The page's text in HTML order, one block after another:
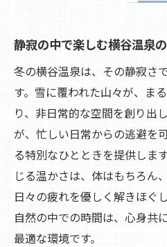
静寂の中で楽しむ横谷温泉
冬の横谷温泉は、その静寂さ
す。雪に覆われた山々が、ま
り、非日常的な空間を創り出
が、忙しい日常からの逃避を
る特別なひとときを提供しま
じる温かさは、体はもちろん
日々の疲れを優しく解きほぐ
自然の中での時間は、心身共
最適な環境です。